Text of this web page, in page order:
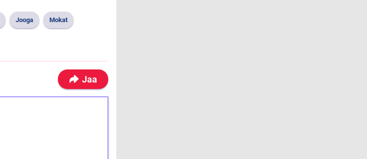
Jooga Mokat
Jaa